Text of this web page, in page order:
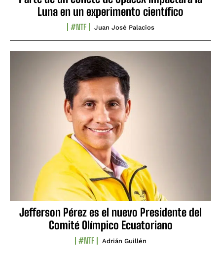
Luna en un experimento científico
#NTF Juan José Palacios
Jefferson Pérez es el nuevo Presidente del
Comité Olímpico Ecuatoriano
#NTF Adrián Guillén